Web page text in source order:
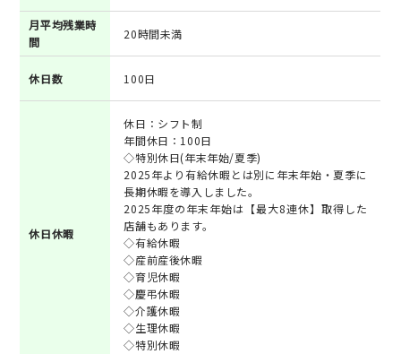
月平均残業時
間
20時間未満
休日数 100日
休日休暇
休日：シフト制
年間休日：100日
◇特別休日(年末年始/夏季)
2025年より有給休暇とは別に年末年始・夏季に
長期休暇を導入しました。
2025年度の年末年始は【最大8連休】取得した
店舗もあります。
◇有給休暇
◇産前産後休暇
◇育児休暇
◇慶弔休暇
◇介護休暇
◇生理休暇
◇特別休暇